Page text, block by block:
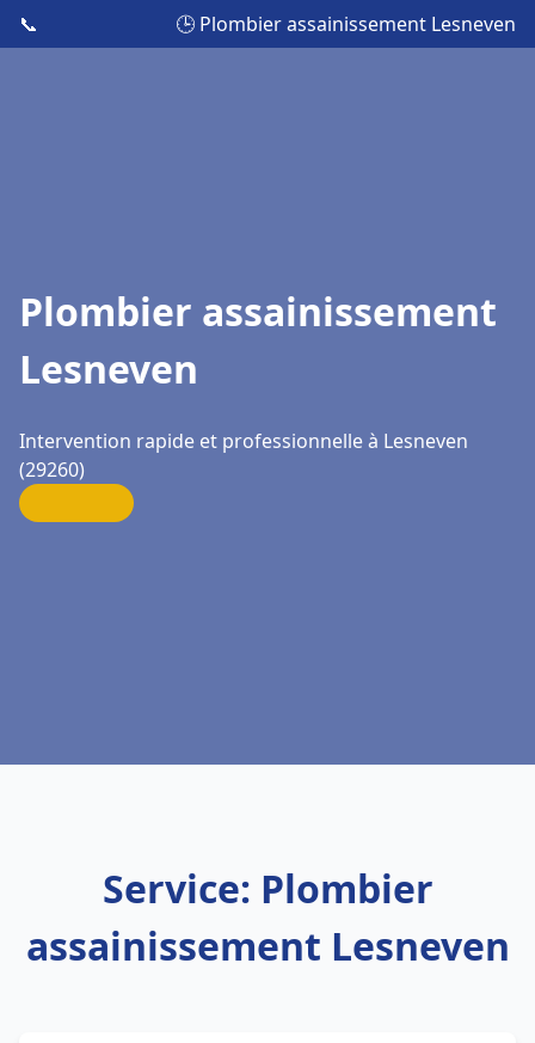
📞 🕒 Plombier assainissement Lesneven
Plombier assainissement
Lesneven
Intervention rapide et professionnelle à Lesneven
(29260)
Service: Plombier
assainissement Lesneven